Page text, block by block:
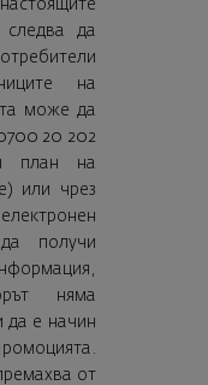
да
на
може да
20 202
план на
или чрез
получи
няма
да е начин
от